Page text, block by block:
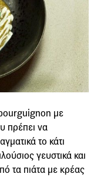
με
πρέπει να
το κάτι
γευστικά και
τα πιάτα με κρέας